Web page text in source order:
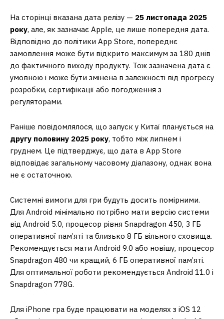
На сторінці вказана дата релізу — 25 листопада 2025
року, але, як зазначає Apple, це лише попередня дата.
Відповідно до політики App Store, попереднє
замовлення може бути відкрито максимум за 180 днів
до фактичного виходу продукту. Тож зазначена дата є
умовною і може бути змінена в залежності від прогресу
розробки, сертифікації або погодження з
регуляторами.
Раніше повідомлялося, що запуск у Китаї планується на
другу половину 2025 року, тобто між липнем і
груднем. Це підтверджує, що дата в App Store
відповідає загальному часовому діапазону, однак вона
не є остаточною.
Системні вимоги для гри будуть досить помірними.
Для Android мінімально потрібно мати версію системи
від Android 5.0, процесор рівня Snapdragon 450, 3 ГБ
оперативної пам’яті та близько 8 ГБ вільного сховища.
Рекомендується мати Android 9.0 або новішу, процесор
Snapdragon 480 чи кращий, 6 ГБ оперативної пам’яті.
Для оптимальної роботи рекомендується Android 11.0 і
Snapdragon 778G.
Для iPhone гра буде працювати на моделях з iOS 12